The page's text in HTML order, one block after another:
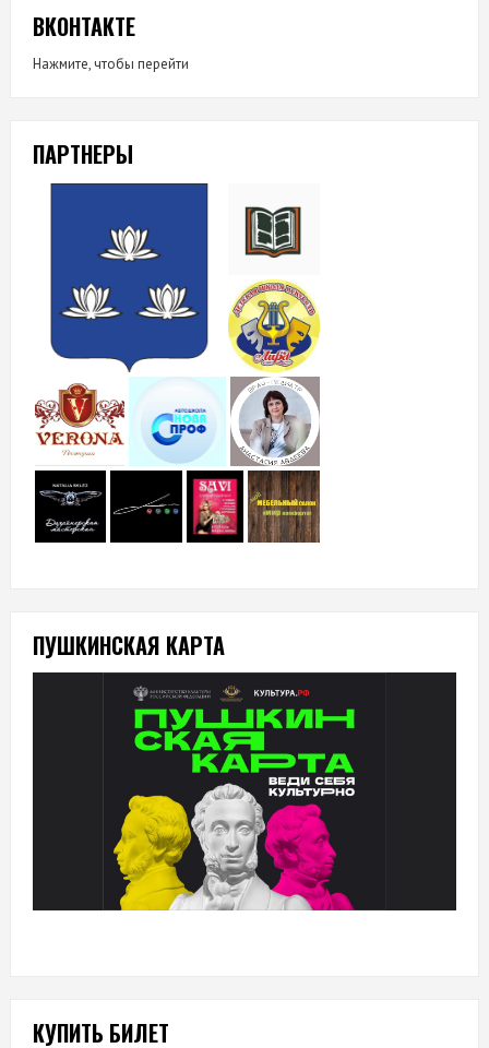
ВКОНТАКТЕ
Нажмите, чтобы перейти
ПАРТНЕРЫ
ПУШКИНСКАЯ КАРТА
КУПИТЬ БИЛЕТ